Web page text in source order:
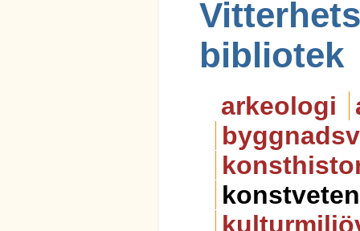
bibliotek
arkeologi